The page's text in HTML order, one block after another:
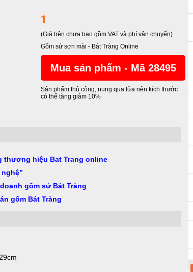
1
(Giá trên chưa bao gồm VAT và phí vận chuyển)
Gốm sứ sơn mài - Bát Tràng Online
Mua sản phẩm - Mã 28495
Sản phẩm thủ công, nung qua lửa nên kích thước
có thể tăng giảm 10%
thương hiệu Bat Trang online
gốm sứ Bát Tràng
gốm Bát Tràng